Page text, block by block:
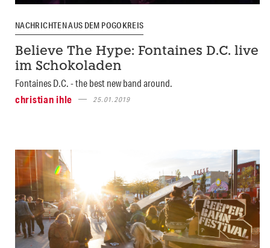
NACHRICHTEN AUS DEM POGOKREIS
Believe The Hype: Fontaines D.C. live
im Schokoladen
Fontaines D.C. - the best new band around.
christian ihle
25.01.2019